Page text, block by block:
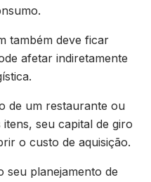
também deve ficar
afetar indiretamente
de um restaurante ou
seu capital de giro
o custo de aquisição.
seu planejamento de